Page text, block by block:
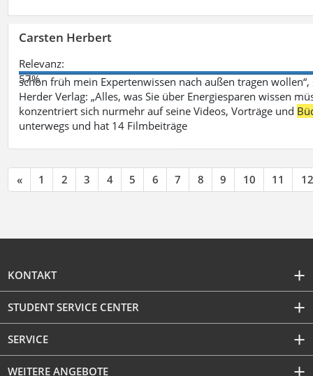
Carsten Herbert
Relevanz:
57%
schon früh mein Expertenwissen nach außen tragen
Herder Verlag: „Alles, was Sie über Energiesparen wissen
konzentriert sich nurmehr auf seine Videos, Vorträge und
unterwegs und hat 14 Filmbeiträge
« 1 2 3 4 5 6 7 8 9 10 11 12
KONTAKT
STUDENT SERVICE CENTER
SERVICE
WEITERE ANGEBOTE